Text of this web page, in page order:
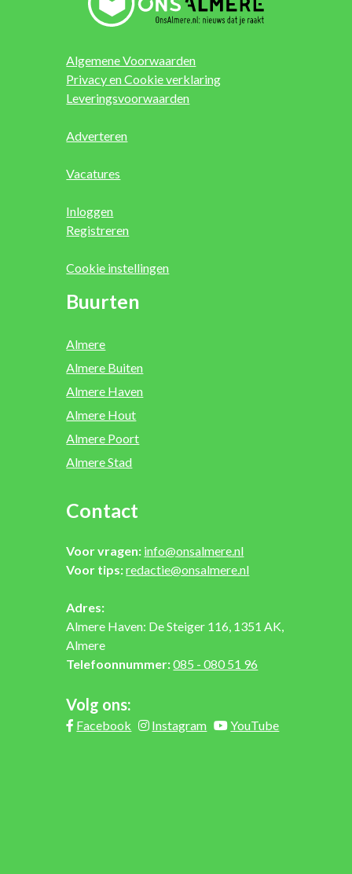
Algemene Voorwaarden
Privacy en Cookie verklaring
Leveringsvoorwaarden
Adverteren
Vacatures
Inloggen
Registreren
Cookie instellingen
Buurten
Almere
Almere Buiten
Almere Haven
Almere Hout
Almere Poort
Almere Stad
Contact
Voor vragen: info@onsalmere.nl
Voor tips:redactie@onsalmere.nl
Adres:
Almere Haven: De Steiger 116, 1351 AK,
Almere
Telefoonnummer:085 - 080 51 96
Volg ons:
Facebook Instagram YouTube